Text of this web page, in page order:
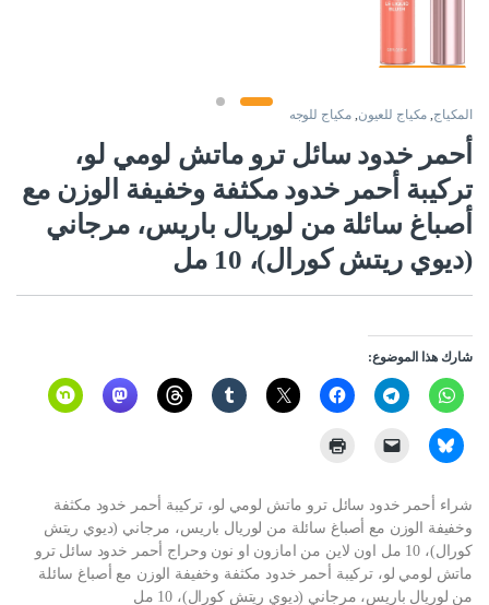
المكياج, مكياج للعيون, مكياج للوجه
أحمر خدود سائل ترو ماتش لومي لو،
تركيبة أحمر خدود مكثفة وخفيفة الوزن مع
أصباغ سائلة من لوريال باريس، مرجاني
(ديوي ريتش كورال)، 10 مل
شارك هذا الموضوع:
شراء أحمر خدود سائل ترو ماتش لومي لو، تركيبة أحمر خدود مكثفة
وخفيفة الوزن مع أصباغ سائلة من لوريال باريس، مرجاني (ديوي ريتش
كورال)، 10 مل اون لاين من امازون او نون وحراج أحمر خدود سائل ترو
ماتش لومي لو، تركيبة أحمر خدود مكثفة وخفيفة الوزن مع أصباغ سائلة
من لوريال باريس، مرجاني (ديوي ريتش كورال)، 10 مل